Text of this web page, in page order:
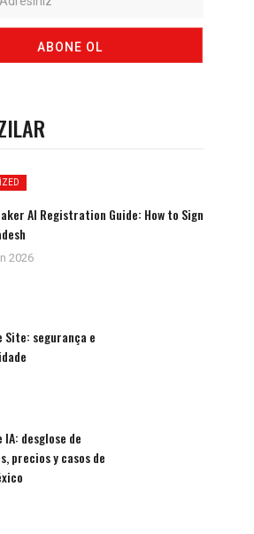
AI Registration Guide: How to Sign
2026
Site: segurança e
IA: desglose de
precios y casos de